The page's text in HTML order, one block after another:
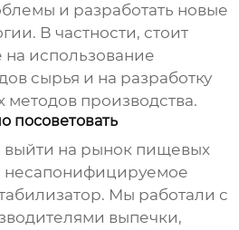
и разработать новые
В частности, стоит
использование
сырья и на разработку
производства.
посоветовать
выйти на рынок пищевых
несапонифицируемое
Мы работали с
выпечки,